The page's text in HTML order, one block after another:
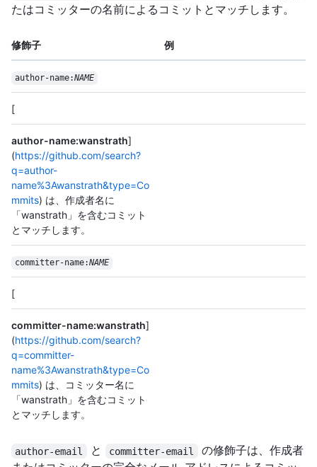
たはコミッターの名前によるコミットとマッチします。
修飾子 例
author-name:NAME
[
author-name:wanstrath]
(https://github.com/search?
q=author-
name%3Awanstrath&type=Co
mmits) は、作成者名に
「wanstrath」を含むコミット
とマッチします。
committer-name:NAME
[
committer-name:wanstrath]
(https://github.com/search?
q=committer-
name%3Awanstrath&type=Co
mmits) は、コミッター名に
「wanstrath」を含むコミット
とマッチします。
author-email と committer-email
の修飾子は、作成者